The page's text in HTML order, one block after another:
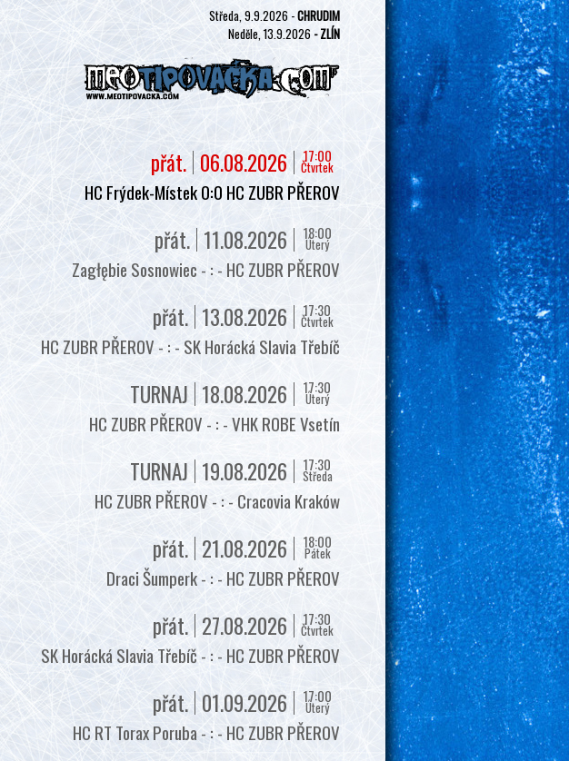
Středa, 9.9.2026 -CHRUDIM
Neděle, 13.9.2026 - ZLÍN
17:00
Čtvrtek
06.08.2026
přát.
HC Frýdek-Místek 0:0 HC ZUBR PŘEROV
18:00
Úterý
11.08.2026
přát.
Zagłębie Sosnowiec - : - HC ZUBR PŘEROV
17:30
Čtvrtek
13.08.2026
přát.
HC ZUBR PŘEROV - : - SK Horácká Slavia Třebíč
17:30
Úterý
18.08.2026
TURNAJ
HC ZUBR PŘEROV - : - VHK ROBE Vsetín
17:30
Středa
19.08.2026
TURNAJ
HC ZUBR PŘEROV - : - Cracovia Kraków
18:00
Pátek
21.08.2026
přát.
Draci Šumperk - : - HC ZUBR PŘEROV
17:30
Čtvrtek
27.08.2026
přát.
SK Horácká Slavia Třebíč - : - HC ZUBR PŘEROV
17:00
Úterý
01.09.2026
přát.
HC RT Torax Poruba - : - HC ZUBR PŘEROV